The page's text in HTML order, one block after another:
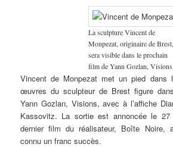
La sculpture Vincent de
Monpezat, originaire de Brest,
sera visible dans le prochain
film de Yann Gozlan, Visions.
Vincent de Monpezat met un pied dans
œuvres du sculpteur de Brest figure
Yann Gozlan, Visions, avec à l’affiche
Kassovitz. La sortie est annoncée le 27
dernier film du réalisateur, Boîte Noire,
connu un franc succès.